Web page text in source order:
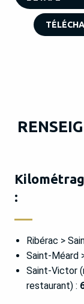
:
Ribérac >
Saint-Méard
Saint-Victor
restaurant) :